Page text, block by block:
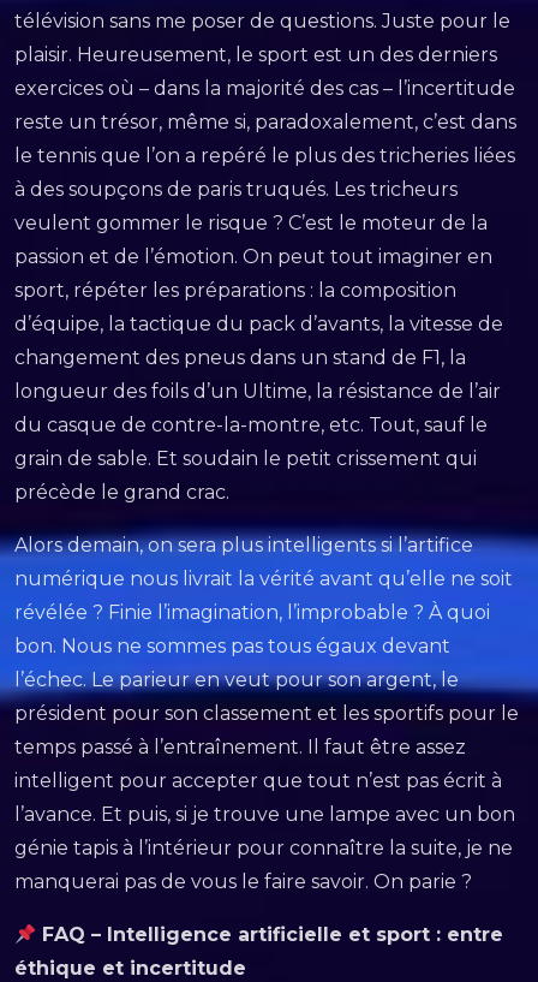
télévision sans me poser de questions. Juste pour le
plaisir. Heureusement, le sport est un des derniers
exercices où – dans la majorité des cas – l’incertitude
reste un trésor, même si, paradoxalement, c’est dans
le tennis que l’on a repéré le plus des tricheries liées
à des soupçons de paris truqués. Les tricheurs
veulent gommer le risque ? C’est le moteur de la
passion et de l’émotion. On peut tout imaginer en
sport, répéter les préparations : la composition
d’équipe, la tactique du pack d’avants, la vitesse de
changement des pneus dans un stand de F1, la
longueur des foils d’un Ultime, la résistance de l’air
du casque de contre-la-montre, etc. Tout, sauf le
grain de sable. Et soudain le petit crissement qui
précède le grand crac.
Alors demain, on sera plus intelligents si l’artifice
numérique nous livrait la vérité avant qu’elle ne soit
révélée ? Finie l’imagination, l’improbable ? À quoi
bon. Nous ne sommes pas tous égaux devant
l’échec. Le parieur en veut pour son argent, le
président pour son classement et les sportifs pour le
temps passé à l’entraînement. Il faut être assez
intelligent pour accepter que tout n’est pas écrit à
l’avance. Et puis, si je trouve une lampe avec un bon
génie tapis à l’intérieur pour connaître la suite, je ne
manquerai pas de vous le faire savoir. On parie ?
FAQ – Intelligence artificielle et sport : entre
éthique et incertitude